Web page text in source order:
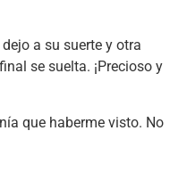
a su suerte y otra
se suelta. ¡Precioso y
que haberme visto. No